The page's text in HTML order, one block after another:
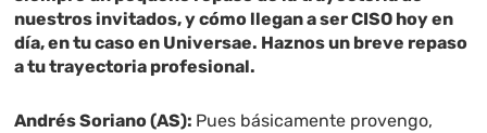
nuestros invitados, y cómo llegan a ser CISO hoy en
día, en tu caso en Universae. Haznos un breve repaso
a tu trayectoria profesional.
Andrés Soriano (AS): Pues básicamente provengo,